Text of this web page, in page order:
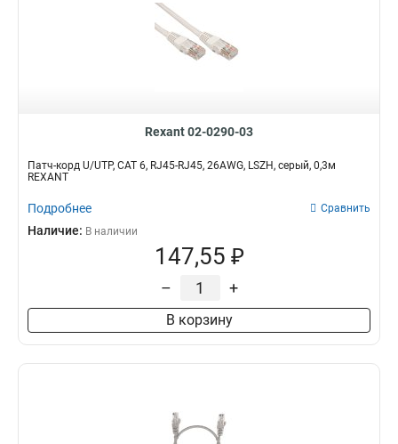
Rexant 02-0290-03
Патч-корд U/UTP, CAT 6, RJ45-RJ45, 26AWG, LSZH, серый, 0,3м
REXANT
Подробнее Сравнить
Наличие: В наличии
147,55 ₽
– +
В корзину